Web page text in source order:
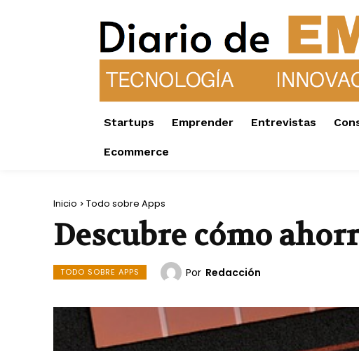
Startups Emprender Entrevistas
Ecommerce
Inicio Todo sobre Apps
Descubre cómo
TODO SOBRE APPS Por Redacción